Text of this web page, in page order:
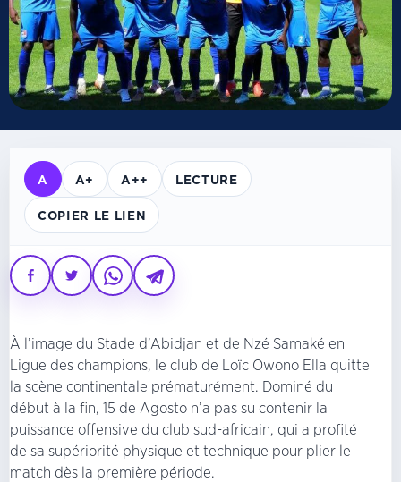
A A+ A++ LECTURE
COPIER LE LIEN
À l’image du Stade d’Abidjan et de Nzé Samaké en
Ligue des champions, le club de Loïc Owono Ella quitte
la scène continentale prématurément. Dominé du
début à la fin, 15 de Agosto n’a pas su contenir la
puissance offensive du club sud-africain, qui a profité
de sa supériorité physique et technique pour plier le
match dès la première période.